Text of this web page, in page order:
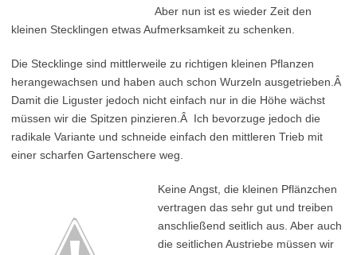
Aber nun ist es wieder Zeit den
kleinen Stecklingen etwas Aufmerksamkeit zu schenken.
Die Stecklinge sind mittlerweile zu richtigen kleinen Pflanzen
herangewachsen und haben auch schon Wurzeln ausgetrieben.Â
Damit die Liguster jedoch nicht einfach nur in die Höhe wächst
müssen wir die Spitzen pinzieren.Â Ich bevorzuge jedoch die
radikale Variante und schneide einfach den mittleren Trieb mit
einer scharfen Gartenschere weg.
Keine Angst, die kleinen Pflänzchen
vertragen das sehr gut und treiben
anschließend seitlich aus. Aber auch
die seitlichen Austriebe müssen wir